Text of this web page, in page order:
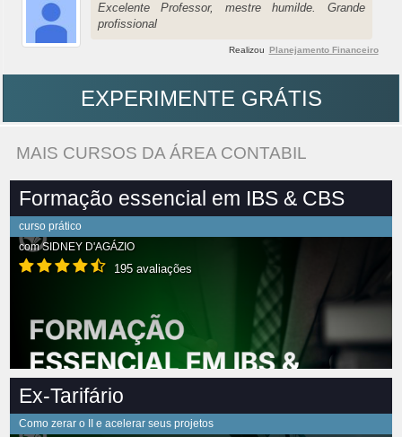
Excelente Professor, mestre humilde. Grande
profissional
Realizou Planejamento Financeiro
EXPERIMENTE GRÁTIS
MAIS CURSOS DA ÁREA CONTABIL
Formação essencial em IBS & CBS
curso prático
comSIDNEY D'AGÁZIO
195 avaliações
Ex-Tarifário
Como zerar o II e acelerar seus projetos